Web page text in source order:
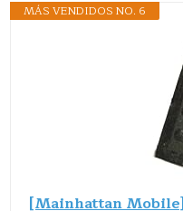
MÁS VENDIDOS NO. 6
[Mainhattan Mobile]